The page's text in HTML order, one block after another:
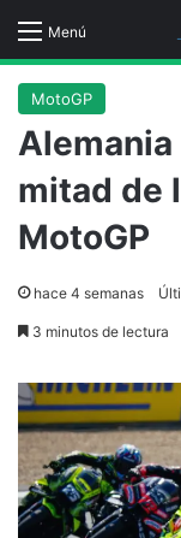
Menú
MotoGP
mitad de
MotoGP
hace 4 semanas
3 minutos de lectura